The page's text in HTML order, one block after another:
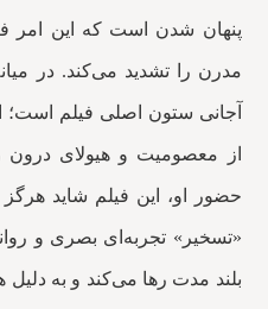
پنهان شدن است که این امر
مدرن را تشدید می‌کند. در
آجانی ستون اصلی فیلم است؛
از معصومیت و هیولای
حضور او، این فیلم شاید
«تسخیر» تجربه‌ای بصری و
بلند مدت رها می‌کند و به